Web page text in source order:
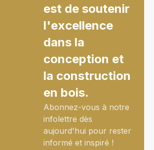
est de soutenir
l'excellence
dans la
conception et
la construction
en bois.
Abonnez-vous à notre
infolettre dès
aujourd'hui pour rester
informé et inspiré !